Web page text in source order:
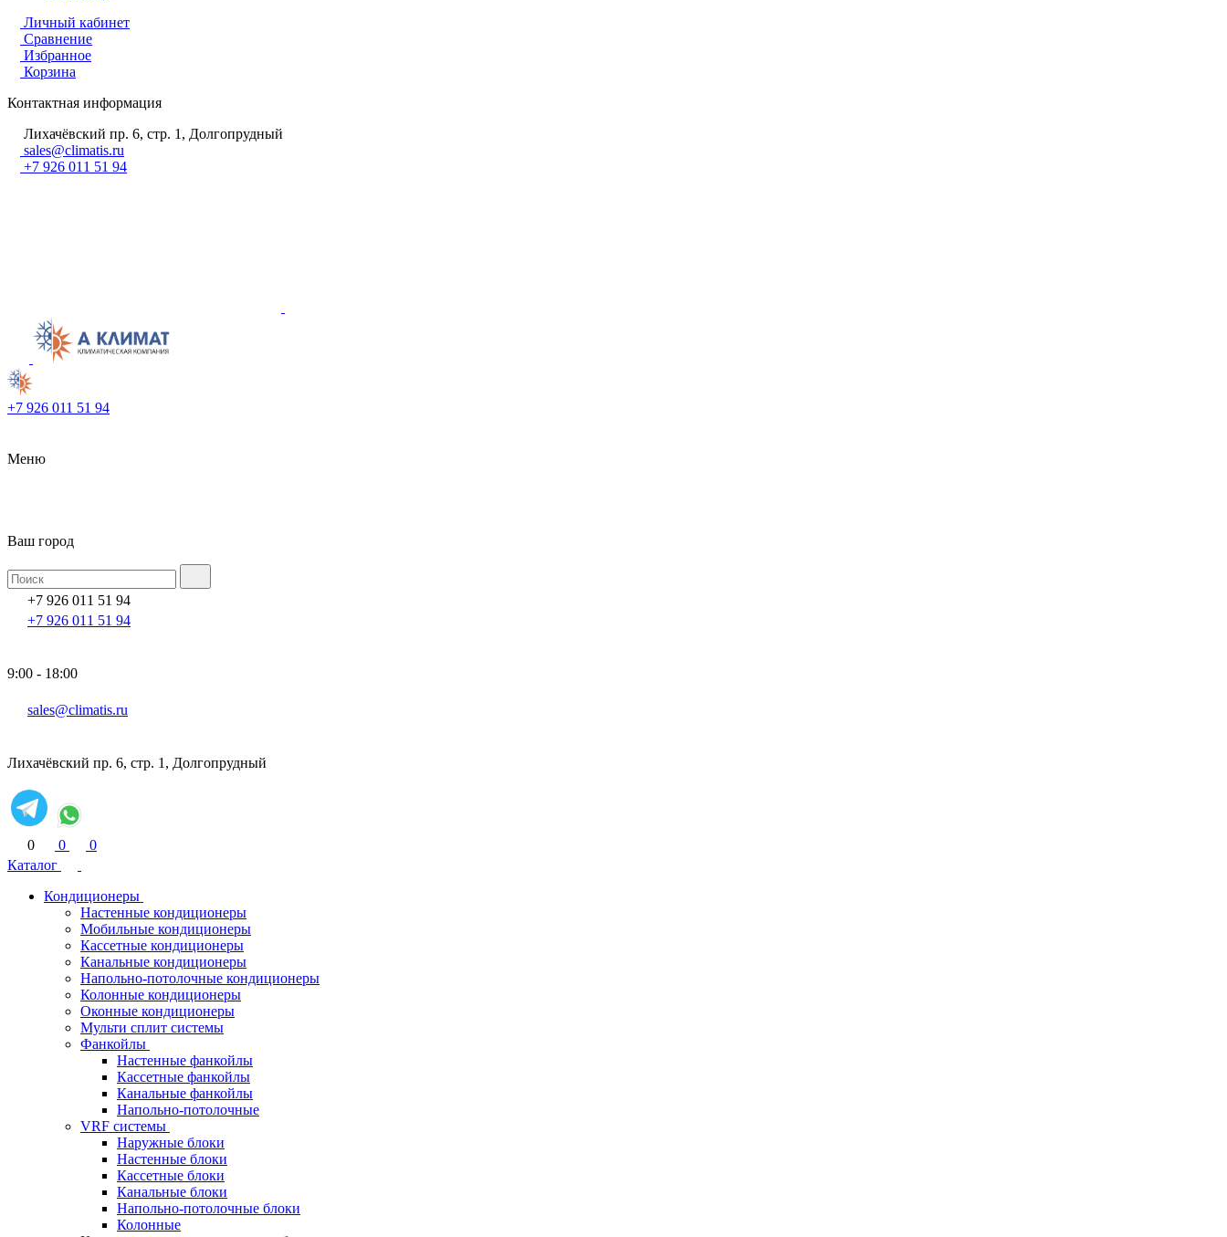
Личный кабинет
Сравнение
Избранное
Корзина
Контактная информация
Лихачёвский пр. 6, стр. 1, Долгопрудный
sales@climatis.ru
+7 926 011 51 94
+7 926 011 51 94
Меню
Ваш город
+7 926 011 51 94
+7 926 011 51 94
9:00 - 18:00
sales@climatis.ru
Лихачёвский пр. 6, стр. 1, Долгопрудный
0 0
0
Каталог
Кондиционеры
Настенные кондиционеры
Мобильные кондиционеры
Кассетные кондиционеры
Канальные кондиционеры
Напольно-потолочные кондиционеры
Колонные кондиционеры
Оконные кондиционеры
Мульти сплит системы
Фанкойлы
Настенные фанкойлы
Кассетные фанкойлы
Канальные фанкойлы
Напольно-потолочные
VRF системы
Наружные блоки
Настенные блоки
Кассетные блоки
Канальные блоки
Напольно-потолочные блоки
Колонные